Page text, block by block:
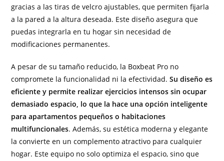
gracias a las tiras de velcro ajustables, que permiten fijarla
a la pared a la altura deseada. Este diseño asegura que
puedas integrarla en tu hogar sin necesidad de
modificaciones permanentes.
A pesar de su tamaño reducido, la Boxbeat Pro no
compromete la funcionalidad ni la efectividad.Su diseño es
eficiente y permite realizar ejercicios intensos sin ocupar
demasiado espacio, lo que la hace una opción inteligente
para apartamentos pequeños o habitaciones
multifuncionales. Además, su estética moderna y elegante
la convierte en un complemento atractivo para cualquier
hogar. Este equipo no solo optimiza el espacio, sino que